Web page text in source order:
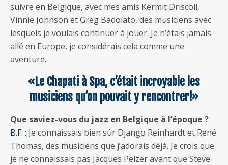
suivre en Belgique, avec mes amis Kermit Driscoll,
Vinnie Johnson et Greg Badolato, des musiciens avec
lesquels je voulais continuer à jouer. Je n’étais jamais
allé en Europe, je considérais cela comme une
aventure.
«Le Chapati à Spa, c’était incroyable les
musiciens qu’on pouvait y rencontrer!»
Que saviez-vous du jazz en Belgique à l’époque ?
B.F. : Je connaissais bien sûr Django Reinhardt et René
Thomas, des musiciens que j’adorais déjà. Je crois que
je ne connaissais pas Jacques Pelzer avant que Steve